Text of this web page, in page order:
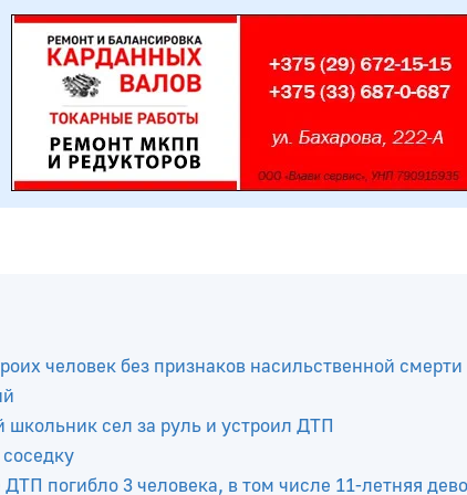
человек без признаков насильственной смерти
сел за руль и устроил ДТП
погибло 3 человека, в том числе 11-летняя